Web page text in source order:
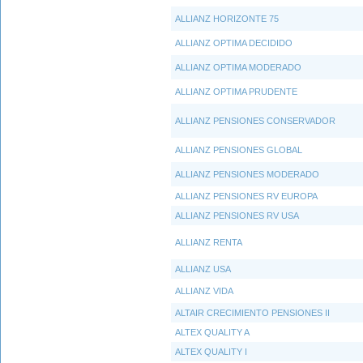
ALLIANZ HORIZONTE 75
ALLIANZ OPTIMA DECIDIDO
ALLIANZ OPTIMA MODERADO
ALLIANZ OPTIMA PRUDENTE
ALLIANZ PENSIONES CONSERVADOR
ALLIANZ PENSIONES GLOBAL
ALLIANZ PENSIONES MODERADO
ALLIANZ PENSIONES RV EUROPA
ALLIANZ PENSIONES RV USA
ALLIANZ RENTA
ALLIANZ USA
ALLIANZ VIDA
ALTAIR CRECIMIENTO PENSIONES II
ALTEX QUALITY A
ALTEX QUALITY I